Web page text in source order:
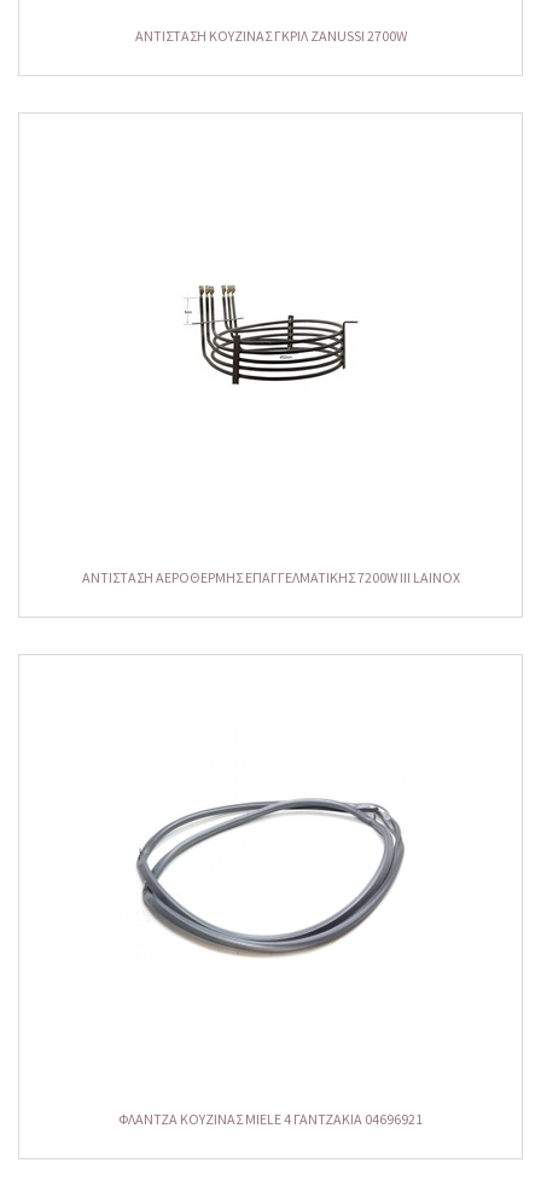
ΑΝΤΙΣΤΑΣΗ ΚΟΥΖΙΝΑΣ ΓΚΡΙΛ ZANUSSI 2700W
ΑΝΤΙΣΤΑΣΗ ΑΕΡΟΘΕΡΜΗΣ ΕΠΑΓΓΕΛΜΑΤΙΚΗΣ 7200W III LAINOX
ΦΛΑΝΤΖΑ ΚΟΥΖΙΝΑΣ MIELE 4 ΓΑΝΤΖΑΚΙΑ 04696921